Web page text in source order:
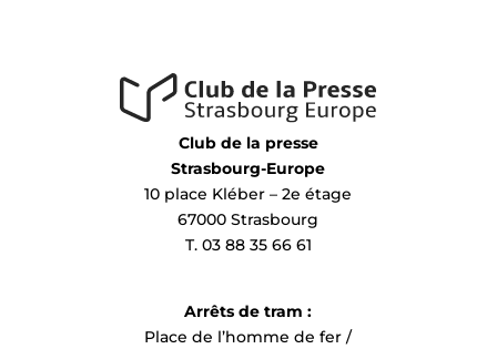
Club de la presse
Strasbourg-Europe
10 place Kléber – 2e étage
67000 Strasbourg
T. 03 88 35 66 61
Arrêts de tram :
Place de l’homme de fer /